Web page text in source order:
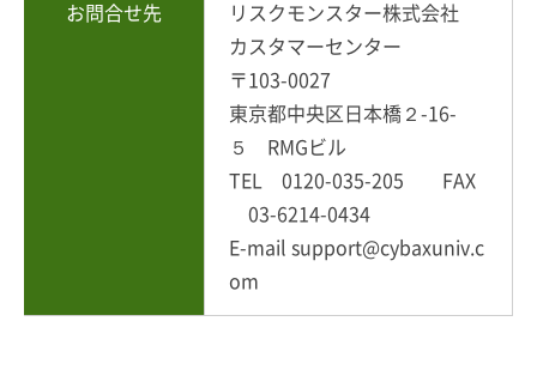
お問合せ先
リスクモンスター株式会社
カスタマーセンター
〒103-0027
東京都中央区日本橋２-16-
５ RMGビル
TEL 0120-035-205 FAX
03-6214-0434
E-mail support@cybaxuniv.c
om